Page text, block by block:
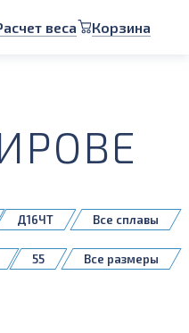
веса Корзина
Д16ЧТ
Все сплавы
55
Все размеры